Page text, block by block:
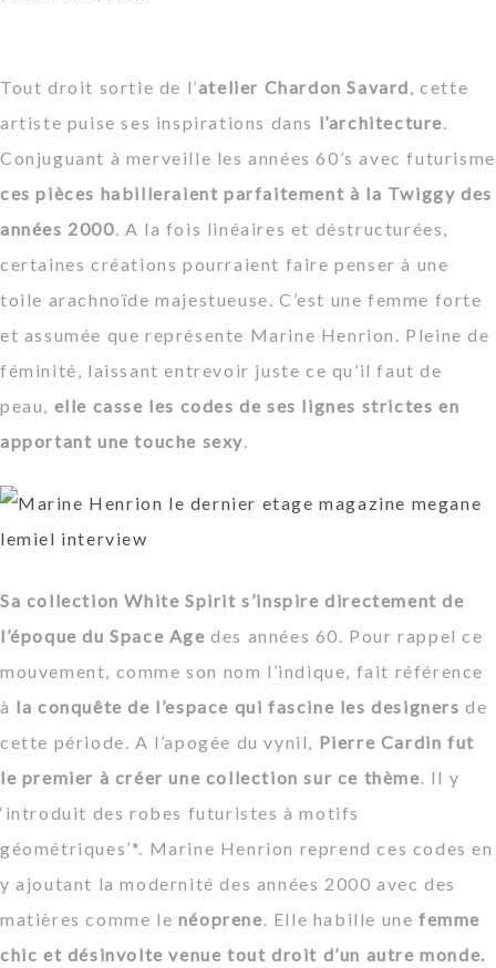
Tout droit sortie de l’atelier Chardon Savard, cette
artiste puise ses inspirations dans l’architecture.
Conjuguant à merveille les années 60’s avec futurisme
ces pièces habilleraient parfaitement à la Twiggy des
années 2000. A la fois linéaires et déstructurées,
certaines créations pourraient faire penser à une
toile arachnoïde majestueuse. C’est une femme forte
et assumée que représente Marine Henrion. Pleine de
féminité, laissant entrevoir juste ce qu’il faut de
peau, elle casse les codes de ses lignes strictes en
apportant une touche sexy.
Sa collection White Spirit s’inspire directement de
l’époque du Space Age des années 60. Pour rappel ce
mouvement, comme son nom l’indique, fait référence
à la conquête de l’espace qui fascine les designers de
cette période. A l’apogée du vynil, Pierre Cardin fut
le premier à créer une collection sur ce thème. Il y
‘introduit des robes futuristes à motifs
géométriques’*. Marine Henrion reprend ces codes en
y ajoutant la modernité des années 2000 avec des
matières comme le néoprene. Elle habille unefemme
chic et désinvolte venue tout droit d’un autre monde.